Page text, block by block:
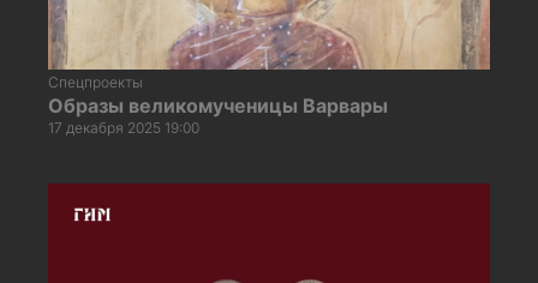
Спецпроекты
Образы великомученицы Варвары
17 декабря 2025 19:00